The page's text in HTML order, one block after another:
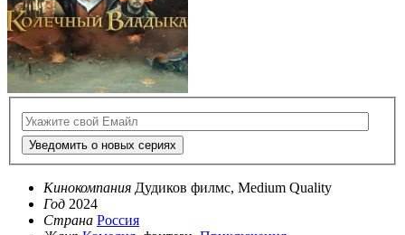
Уведомить о новых сериях
Кинокомпания Дудиков филмс, Medium Quality
Год 2024
Страна Россия